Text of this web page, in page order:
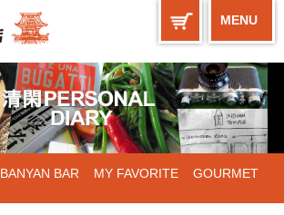
MENU
BANYAN BAR MY FAVORITE GOURMET